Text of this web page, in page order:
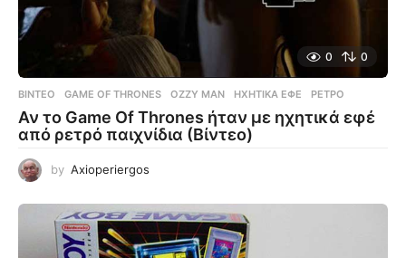
0 0
ΒΊΝΤΕΟ GAME OF THRONES ,OZZY MAN ,ΗΧΗΤΙΚΆ ΕΦΈ ,ΡΕΤΡΌ
Αν το Game Of Thrones ήταν με ηχητικά εφέ
από ρετρό παιχνίδια (Βίντεο)
by Axioperiergos